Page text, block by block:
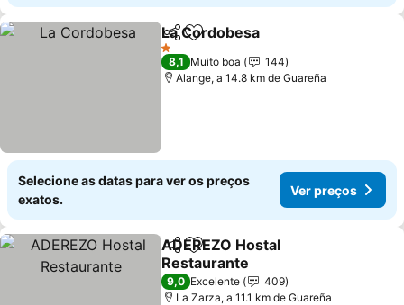
PartilharAdicionar aos favoritos
La Cordobesa
1 Estrelas
8,1 Muito boa
144
Alange, a 14.8 km de Guareña
Selecione as datas para ver os preços
exatos.
Ver preços
PartilharAdicionar aos favoritos
ADEREZO Hostal
Restaurante
Ver preços
9,0 Excelente
409
La Zarza, a 11.1 km de Guareña